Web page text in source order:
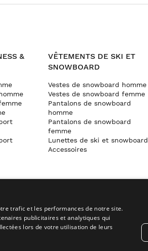
&
VÊTEMENTS DE SKI ET
SNOWBOARD
Vestes de snowboard homme
Vestes de snowboard femme
Pantalons de snowboard
homme
Pantalons de snowboard
femme
Lunettes de ski et snowboard
Accessoires
Siroko TV
trafic et les performances de notre site.
publicitaires et analytiques qui
lors de votre utilisation de leurs